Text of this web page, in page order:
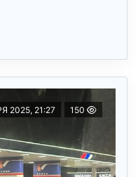
2025, 21:27 150